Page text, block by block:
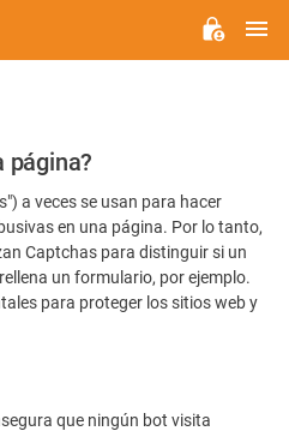
página?
a veces se usan para hacer
en una página. Por lo tanto,
Captchas para distinguir si un
un formulario, por ejemplo.
para proteger los sitios web y
que ningún bot visita